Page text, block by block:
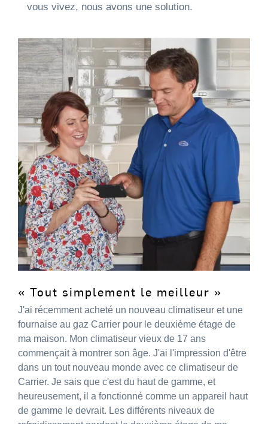
vous vivez, nous avons une solution.
« Tout simplement le meilleur »
J'ai récemment acheté un nouveau climatiseur et une
fournaise au gaz Carrier pour le deuxième étage de
ma maison. Mon climatiseur vieux de 17 ans
commençait à montrer son âge. J'ai l'impression d'être
dans un tout nouveau monde avec ce climatiseur de
Carrier. Je sais que c'est du haut de gamme, et
heureusement, il a fonctionné comme un appareil haut
de gamme le devrait. Les différents niveaux de